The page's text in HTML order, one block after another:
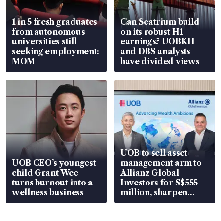
1 in 5 fresh graduates
from autonomous
universities still
seeking employment:
MOM
Can Seatrium build
on its robust H1
earnings? UOBKH
and DBS analysts
have divided views
UOB CEO’s youngest
child Grant Wee
turns burnout into a
wellness business
UOB to sell asset
management arm to
Allianz Global
Investors for S$555
million, sharpen
wealth advisory